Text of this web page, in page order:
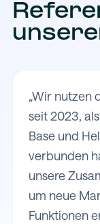
„Wir nutzen
seit 2023,
Base und
verbunden
unsere
um neue
Funktionen